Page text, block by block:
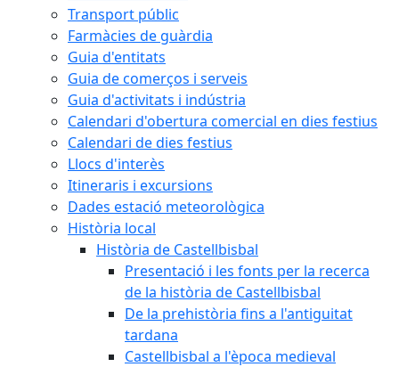
Transport públic
Farmàcies de guàrdia
Guia d'entitats
Guia de comerços i serveis
Guia d'activitats i indústria
Calendari d'obertura comercial en dies festius
Calendari de dies festius
Llocs d'interès
Itineraris i excursions
Dades estació meteorològica
Història local
Història de Castellbisbal
Presentació i les fonts per la recerca
de la història de Castellbisbal
De la prehistòria fins a l'antiguitat
tardana
Castellbisbal a l'època medieval